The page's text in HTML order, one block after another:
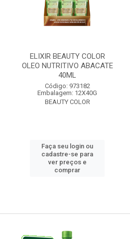
ELIXIR BEAUTY COLOR
OLEO NUTRITIVO ABACATE
40ML
Código: 973182
Embalagem: 12X40G
BEAUTY COLOR
Faça seu login ou
cadastre-se para
ver preços e
comprar